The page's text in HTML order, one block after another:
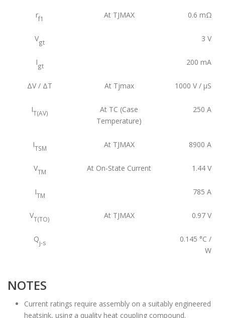
rf1 At TJMAX 0.6 mΩ
Vgt 3 V
Igt 200 mA
ΔV / ΔT At Tjmax 1000 V / µS
IT(AV)
At TC (Case
Temperature)
250 A
ITSM At TJMAX 8900 A
VTM At On-State Current 1.44 V
ITM 785 A
VT(TO) At TJMAX 0.97 V
Qj-s 0.145 °C /
W
NOTES
Current ratings require assembly on a suitably engineered
heatsink, using a quality heat coupling compound.